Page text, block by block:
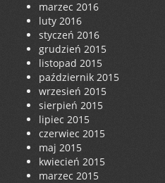
marzec 2016
luty 2016
styczeń 2016
grudzień 2015
listopad 2015
październik 2015
wrzesień 2015
sierpień 2015
lipiec 2015
czerwiec 2015
maj 2015
kwiecień 2015
marzec 2015